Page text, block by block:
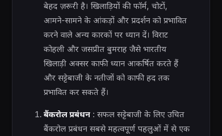
बेहद ज़रूरी है। खिलाड़ियों की फॉर्म, चोटों,
आमने-सामने के आंकड़ों और प्रदर्शन को प्रभावित
करने वाले अन्य कारकों पर ध्यान दें। विराट
कोहली और जसप्रीत बुमराह जैसे भारतीय
खिलाड़ी अक्सर काफी ध्यान आकर्षित करते हैं
और सट्टेबाजी के नतीजों को काफी हद तक
प्रभावित कर सकते हैं।
बैंकरोल प्रबंधन: सफल सट्टेबाजी के लिए उचित
बैंकरोल प्रबंधन सबसे महत्वपूर्ण पहलुओं में से एक